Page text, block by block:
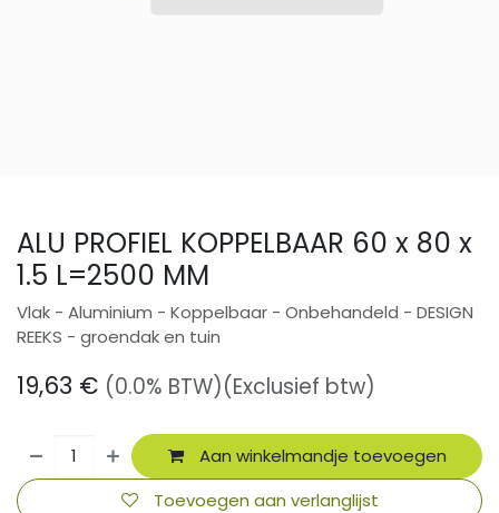
ALU PROFIEL KOPPELBAAR 60 x 80 x
1.5 L=2500 MM
Vlak - Aluminium - Koppelbaar - Onbehandeld - DESIGN
REEKS - groendak en tuin
19,63 € (0.0% BTW)(Exclusief btw)
Aan winkelmandje toevoegen
Toevoegen aan verlanglijst